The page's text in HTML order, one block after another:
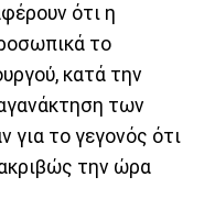
ότι η
το
κατά την
των
για το γεγονός ότι
την ώρα